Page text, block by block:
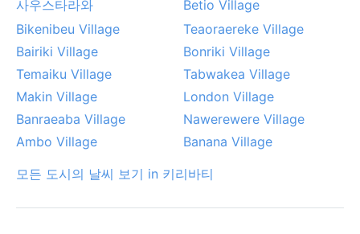
사우스타라와
Betio Village
Bikenibeu Village
Teaoraereke Village
Bairiki Village
Bonriki Village
Temaiku Village
Tabwakea Village
Makin Village
London Village
Banraeaba Village
Nawerewere Village
Ambo Village
Banana Village
모든 도시의 날씨 보기 in 키리바티